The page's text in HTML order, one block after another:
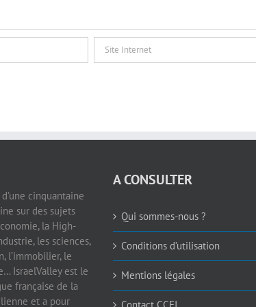
cinquantaine
sur des sujets
la High-
les sciences,
l’immobilier, le
IsraelValley est le
française de la
et a pour
A CONSULTER
Qui sommes-nous ?
Conditions d’utilisation
Mentions légales